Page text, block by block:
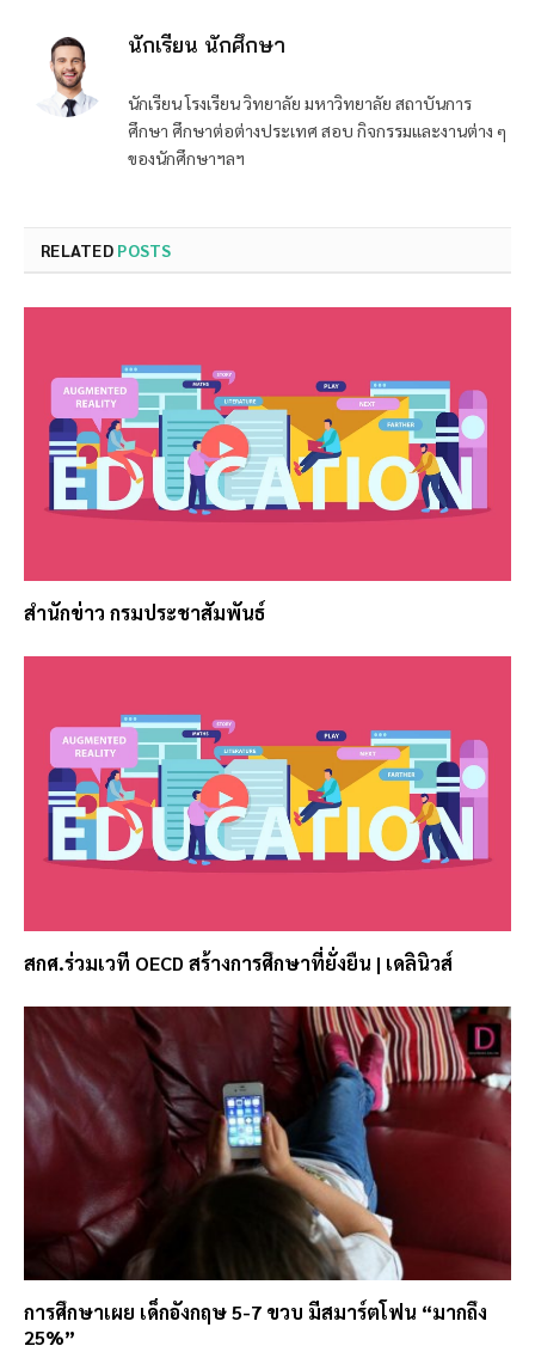
นักเรียน นักศึกษา
นักเรียน โรงเรียน วิทยาลัย มหาวิทยาลัย สถาบันการ
ศึกษา ศึกษาต่อต่างประเทศ สอบ กิจกรรมและงานต่าง ๆ
ของนักศึกษาฯลฯ
RELATED POSTS
สำนักข่าว กรมประชาสัมพันธ์
สกศ.ร่วมเวที OECD สร้างการศึกษาที่ยั่งยืน | เดลินิวส์
การศึกษาเผย เด็กอังกฤษ 5-7 ขวบ มีสมาร์ตโฟน “มากถึง
25%”